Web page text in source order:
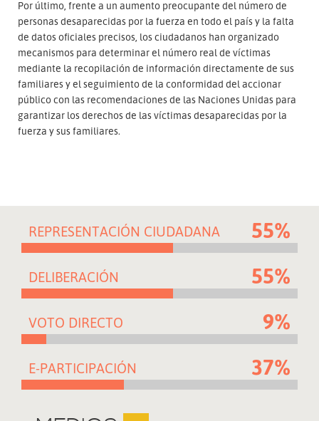
Por último, frente a un aumento preocupante del número de
personas desaparecidas por la fuerza en todo el país y la falta
de datos oficiales precisos, los ciudadanos han organizado
mecanismos para determinar el número real de víctimas
mediante la recopilación de información directamente de sus
familiares y el seguimiento de la conformidad del accionar
público con las recomendaciones de las Naciones Unidas para
garantizar los derechos de las víctimas desaparecidas por la
fuerza y sus familiares.
REPRESENTACIÓN CIUDADANA 55%
DELIBERACIÓN 55%
VOTO DIRECTO 9%
E-PARTICIPACIÓN 37%